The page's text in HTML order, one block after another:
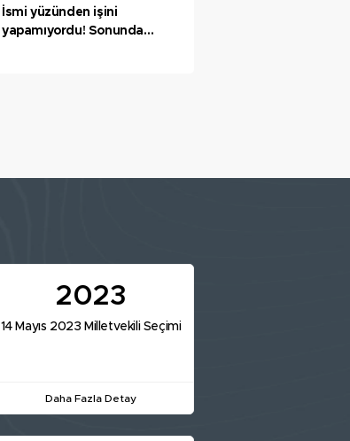
İsmi yüzünden işini
yapamıyordu! Sonunda
2023
14 Mayıs 2023 Milletvekili Seçimi
Daha Fazla Detay